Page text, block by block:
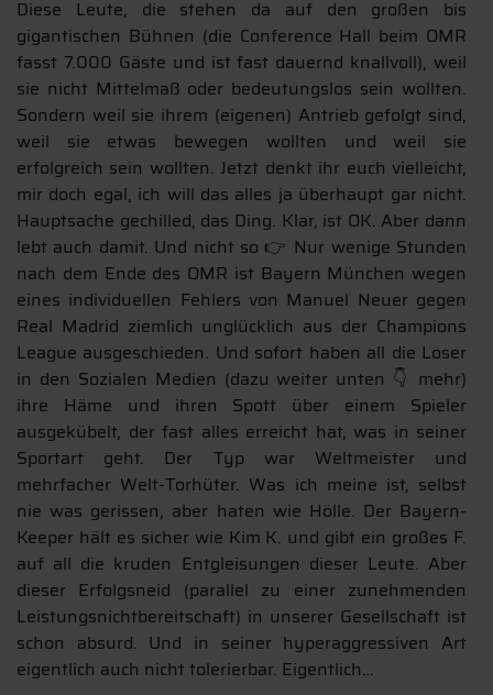
Diese Leute, die stehen da auf den großen bis
gigantischen Bühnen (die Conference Hall beim OMR
fasst 7.000 Gäste und ist fast dauernd knallvoll), weil
sie nicht Mittelmaß oder bedeutungslos sein wollten.
Sondern weil sie ihrem (eigenen) Antrieb gefolgt sind,
weil sie etwas bewegen wollten und weil sie
erfolgreich sein wollten. Jetzt denkt ihr euch vielleicht,
mir doch egal, ich will das alles ja überhaupt gar nicht.
Hauptsache gechilled, das Ding. Klar, ist OK. Aber dann
lebt auch damit. Und nicht so 👉 Nur wenige Stunden
nach dem Ende des OMR ist Bayern München wegen
eines individuellen Fehlers von Manuel Neuer gegen
Real Madrid ziemlich unglücklich aus der Champions
League ausgeschieden. Und sofort haben all die Loser
in den Sozialen Medien (dazu weiter unten 👇 mehr)
ihre Häme und ihren Spott über einem Spieler
ausgekübelt, der fast alles erreicht hat, was in seiner
Sportart geht. Der Typ war Weltmeister und
mehrfacher Welt-Torhüter. Was ich meine ist, selbst
nie was gerissen, aber haten wie Hölle. Der Bayern-
Keeper hält es sicher wie Kim K. und gibt ein großes F.
auf all die kruden Entgleisungen dieser Leute. Aber
dieser Erfolgsneid (parallel zu einer zunehmenden
Leistungsnichtbereitschaft) in unserer Gesellschaft ist
schon absurd. Und in seiner hyperaggressiven Art
eigentlich auch nicht tolerierbar. Eigentlich…